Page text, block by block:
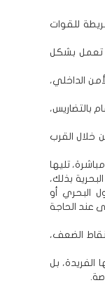
للقوات
تعمل بشكل
الداخلي،
بالتضاريس،
خلال القرب
تليها
بذلك،
البحري أو
عند الحاجة
الضعف،
الفريدة، بل